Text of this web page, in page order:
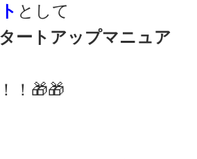
として
ートアップマニュア
！！🎁🎁